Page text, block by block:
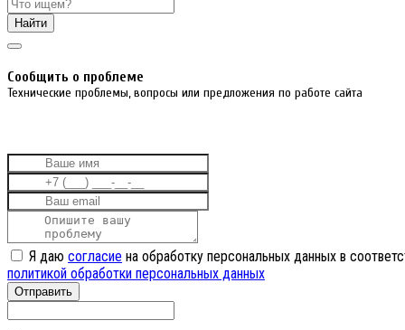
Найти
Cообщить о проблеме
Технические проблемы, вопросы или предложения по работе сайта
Я даю согласие на обработку персональных данных в
политикой обработки персональных данных
Отправить